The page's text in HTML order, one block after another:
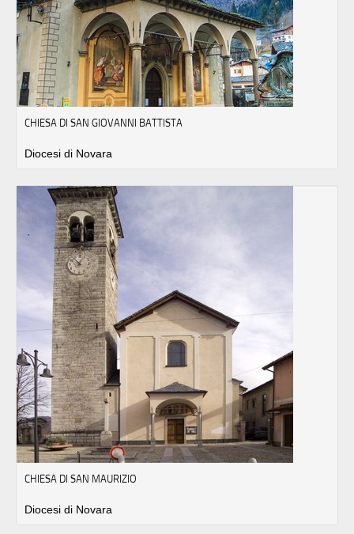
CHIESA DI SAN GIOVANNI BATTISTA
Diocesi di Novara
CHIESA DI SAN MAURIZIO
Diocesi di Novara